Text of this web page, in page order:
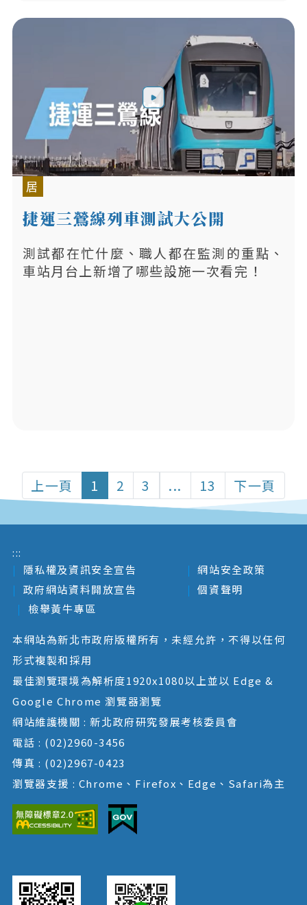
居
捷運三鶯線列車測試大公開
測試都在忙什麼、職人都在監測的重點、
車站月台上新增了哪些設施一次看完！
上一頁 1 2 3 ... 13 下一頁
:::
隱私權及資訊安全宣告
網站安全政策
政府網站資料開放宣告
個資聲明
檢舉黃牛專區
本網站為新北市政府版權所有，未經允許，不得以任何
形式複製和採用
最佳瀏覽環境為解析度1920x1080以上並以 Edge &
Google Chrome 瀏覽器瀏覽
網站維護機關 : 新北政府研究發展考核委員會
電話 : (02)2960-3456
傳真 : (02)2967-0423
瀏覽器支援 : Chrome、Firefox、Edge、Safari為主